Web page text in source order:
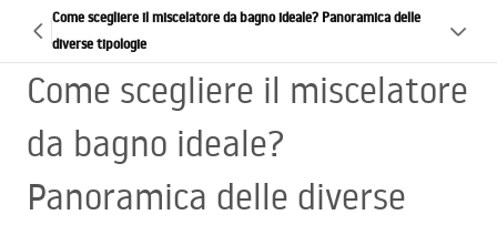
Come scegliere il miscelatore da bagno ideale? Panoramica delle
diverse tipologie
Come scegliere il miscelatore
da bagno ideale?
Panoramica delle diverse